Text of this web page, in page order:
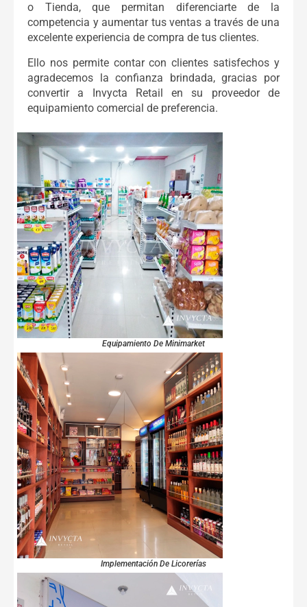
o Tienda, que permitan diferenciarte de la
competencia y aumentar tus ventas a través de una
excelente experiencia de compra de tus clientes.
Ello nos permite contar con clientes satisfechos y
agradecemos la confianza brindada, gracias por
convertir a Invycta Retail en su proveedor de
equipamiento comercial de preferencia.
Equipamiento De Minimarket
Implementación De Licorerías